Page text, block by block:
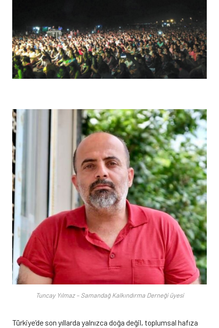
Tuncay Yılmaz – Samandağ Kalkındırma Derneği üyesi
Türkiye’de son yıllarda yalnızca doğa değil, toplumsal hafıza